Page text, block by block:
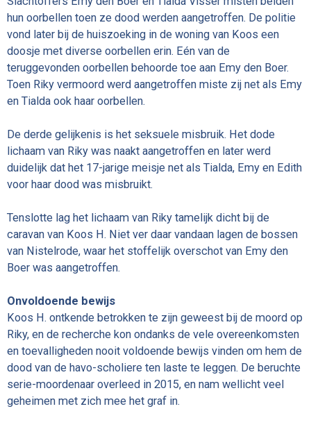
hun oorbellen toen ze dood werden aangetroffen. De politie
vond later bij de huiszoeking in de woning van Koos een
doosje met diverse oorbellen erin. Eén van de
teruggevonden oorbellen behoorde toe aan Emy den Boer.
Toen Riky vermoord werd aangetroffen miste zij net als Emy
en Tialda ook haar oorbellen.
De derde gelijkenis is het seksuele misbruik. Het dode
lichaam van Riky was naakt aangetroffen en later werd
duidelijk dat het 17-jarige meisje net als Tialda, Emy en Edith
voor haar dood was misbruikt.
Tenslotte lag het lichaam van Riky tamelijk dicht bij de
caravan van Koos H. Niet ver daar vandaan lagen de bossen
van Nistelrode, waar het stoffelijk overschot van Emy den
Boer was aangetroffen.
Onvoldoende bewijs
Koos H. ontkende betrokken te zijn geweest bij de moord op
Riky, en de recherche kon ondanks de vele overeenkomsten
en toevalligheden nooit voldoende bewijs vinden om hem de
dood van de havo-scholiere ten laste te leggen. De beruchte
serie-moordenaar overleed in 2015, en nam wellicht veel
geheimen met zich mee het graf in.